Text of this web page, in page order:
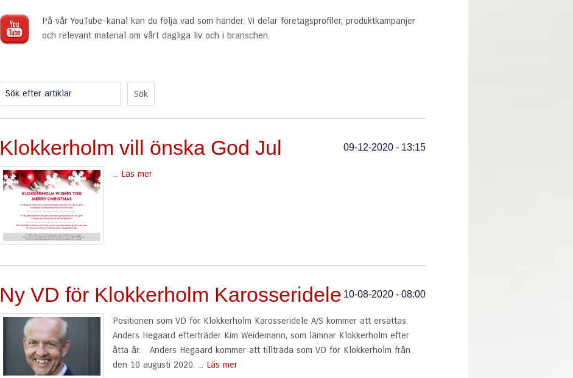
På vår YouTube-kanal kan du följa vad som händer. Vi delar företagsprofiler, produktkampanjer
och relevant material om vårt dagliga liv och i branschen.
Sök efter artiklar
Klokkerholm vill önska God Jul 09-12-2020 - 13:15
... Läs mer
Ny VD för Klokkerholm Karosseridele 10-08-2020 - 08:00
Positionen som VD för Klokkerholm Karosseridele A/S kommer att ersättas.
Anders Hegaard efterträder Kim Weidemann, som lämnar Klokkerholm efter
åtta år. Anders Hegaard kommer att tillträda som VD för Klokkerholm från
den 10 augusti 2020. ... Läs mer